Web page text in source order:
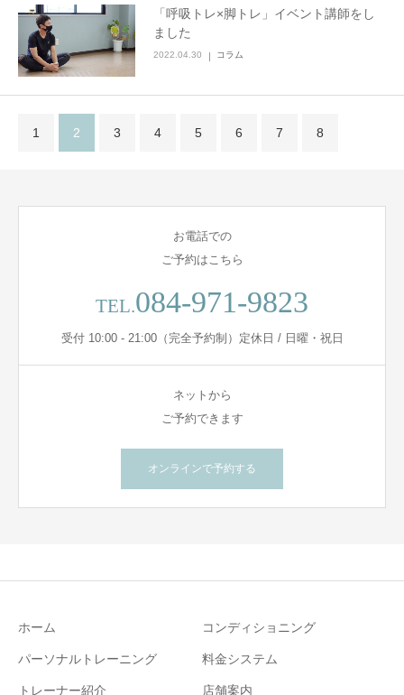
「呼吸トレ×脚トレ」イベント講師をし
ました
2022.04.30 コラム
1 2 3 4 5 6 7 8
お電話での
ご予約はこちら
TEL.084-971-9823
受付 10:00 - 21:00（完全予約制）定休日 / 日曜・祝日
ネットから
ご予約できます
オンラインで予約する
ホーム コンディショニング
パーソナルトレーニング 料金システム
トレーナー紹介 店舗案内